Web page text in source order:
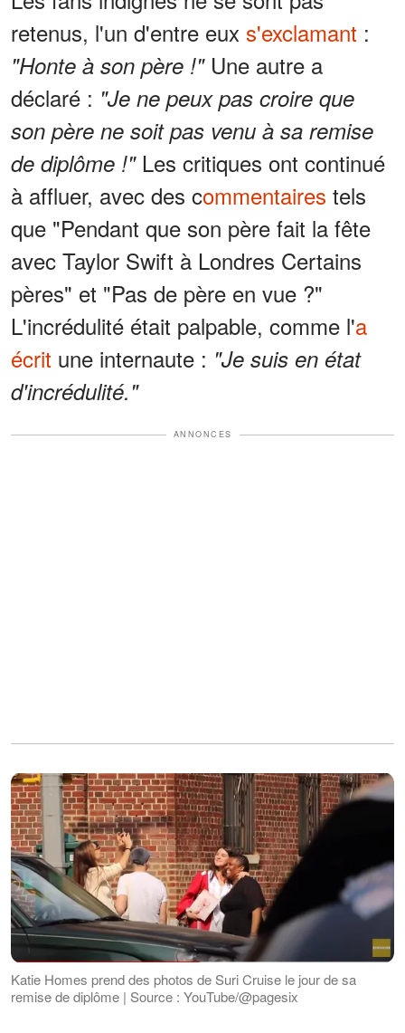
retenus, l'un d'entre eux s'exclamant :
"Honte à son père !"Une autre a
déclaré : "Je ne peux pas croire que
son père ne soit pas venu à sa remise
de diplôme !"Les critiques ont continué
à affluer, avec des commentaires tels
que "Pendant que son père fait la fête
avec Taylor Swift à Londres Certains
pères" et "Pas de père en vue ?"
L'incrédulité était palpable, comme l'a
écrit une internaute : "Je suis en état
d'incrédulité."
ANNONCES
Katie Homes prend des photos de Suri Cruise le jour de sa
remise de diplôme | Source : YouTube/@pagesix